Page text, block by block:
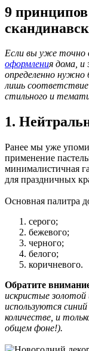
9 принципов
Если вы уже точно
оформления дома, и
определенно нужно
лишь
стильного и
1.
Ранее мы уже
применение
минималистичная
для праздничных
Основная палитра
серого;
бежевого;
черного;
белого;
коричневого.
Обратите
искристые золотой
используются
количестве, и
общем фоне!).